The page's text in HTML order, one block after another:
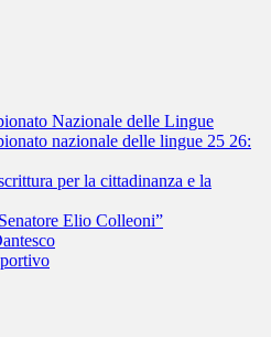
Nazionale delle Lingue
nazionale delle lingue 25 26:
per la cittadinanza e la
Elio Colleoni”